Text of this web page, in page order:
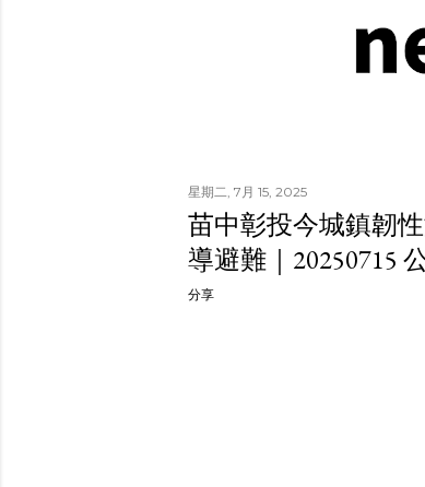
星期二, 7月 15, 2025
苗中彰投今城鎮韌
導避難｜20250715
分享